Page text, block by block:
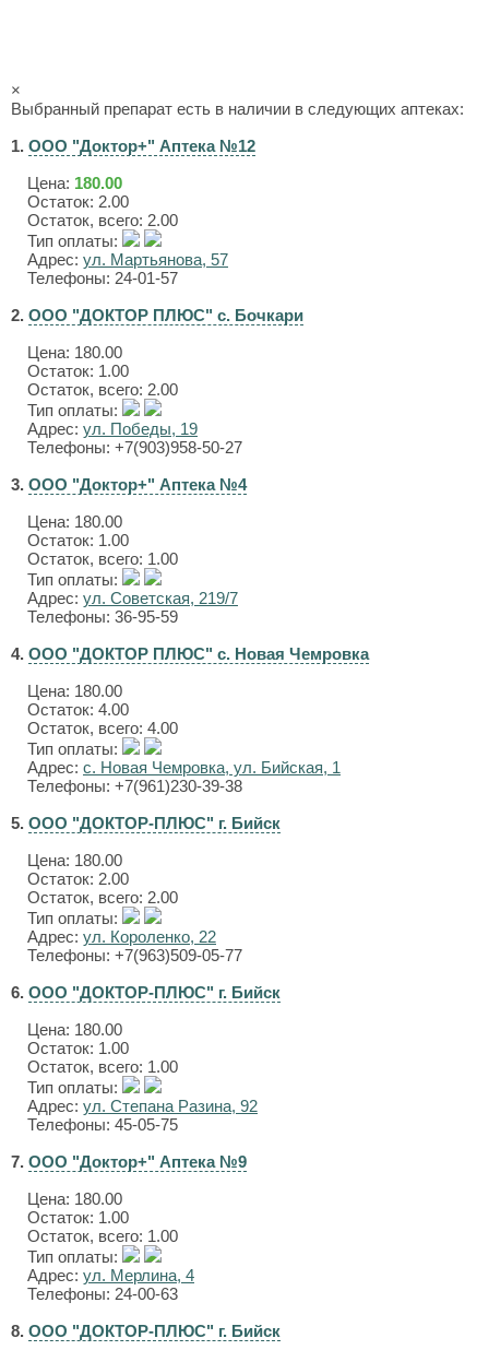
×
Выбранный препарат есть в наличии в следующих аптеках:
1. ООО "Доктор+" Аптека №12
Цена: 180.00
Остаток: 2.00
Остаток, всего: 2.00
Тип оплаты:
Адрес: ул. Мартьянова, 57
Телефоны: 24-01-57
2. ООО "ДОКТОР ПЛЮС" с. Бочкари
Цена: 180.00
Остаток: 1.00
Остаток, всего: 2.00
Тип оплаты:
Адрес: ул. Победы, 19
Телефоны: +7(903)958-50-27
3. ООО "Доктор+" Аптека №4
Цена: 180.00
Остаток: 1.00
Остаток, всего: 1.00
Тип оплаты:
Адрес: ул. Советская, 219/7
Телефоны: 36-95-59
4. ООО "ДОКТОР ПЛЮС" с. Новая Чемровка
Цена: 180.00
Остаток: 4.00
Остаток, всего: 4.00
Тип оплаты:
Адрес: с. Новая Чемровка, ул. Бийская, 1
Телефоны: +7(961)230-39-38
5. ООО "ДОКТОР-ПЛЮС" г. Бийск
Цена: 180.00
Остаток: 2.00
Остаток, всего: 2.00
Тип оплаты:
Адрес: ул. Короленко, 22
Телефоны: +7(963)509-05-77
6. ООО "ДОКТОР-ПЛЮС" г. Бийск
Цена: 180.00
Остаток: 1.00
Остаток, всего: 1.00
Тип оплаты:
Адрес: ул. Степана Разина, 92
Телефоны: 45-05-75
7. ООО "Доктор+" Аптека №9
Цена: 180.00
Остаток: 1.00
Остаток, всего: 1.00
Тип оплаты:
Адрес: ул. Мерлина, 4
Телефоны: 24-00-63
8. ООО "ДОКТОР-ПЛЮС" г. Бийск